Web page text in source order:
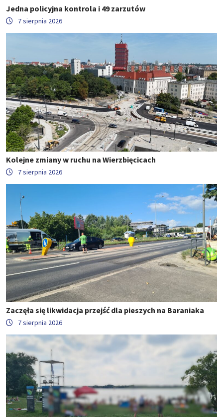
Jedna policyjna kontrola i 49 zarzutów
7 sierpnia 2026
Kolejne zmiany w ruchu na Wierzbięcicach
7 sierpnia 2026
Zaczęła się likwidacja przejść dla pieszych na Baraniaka
7 sierpnia 2026